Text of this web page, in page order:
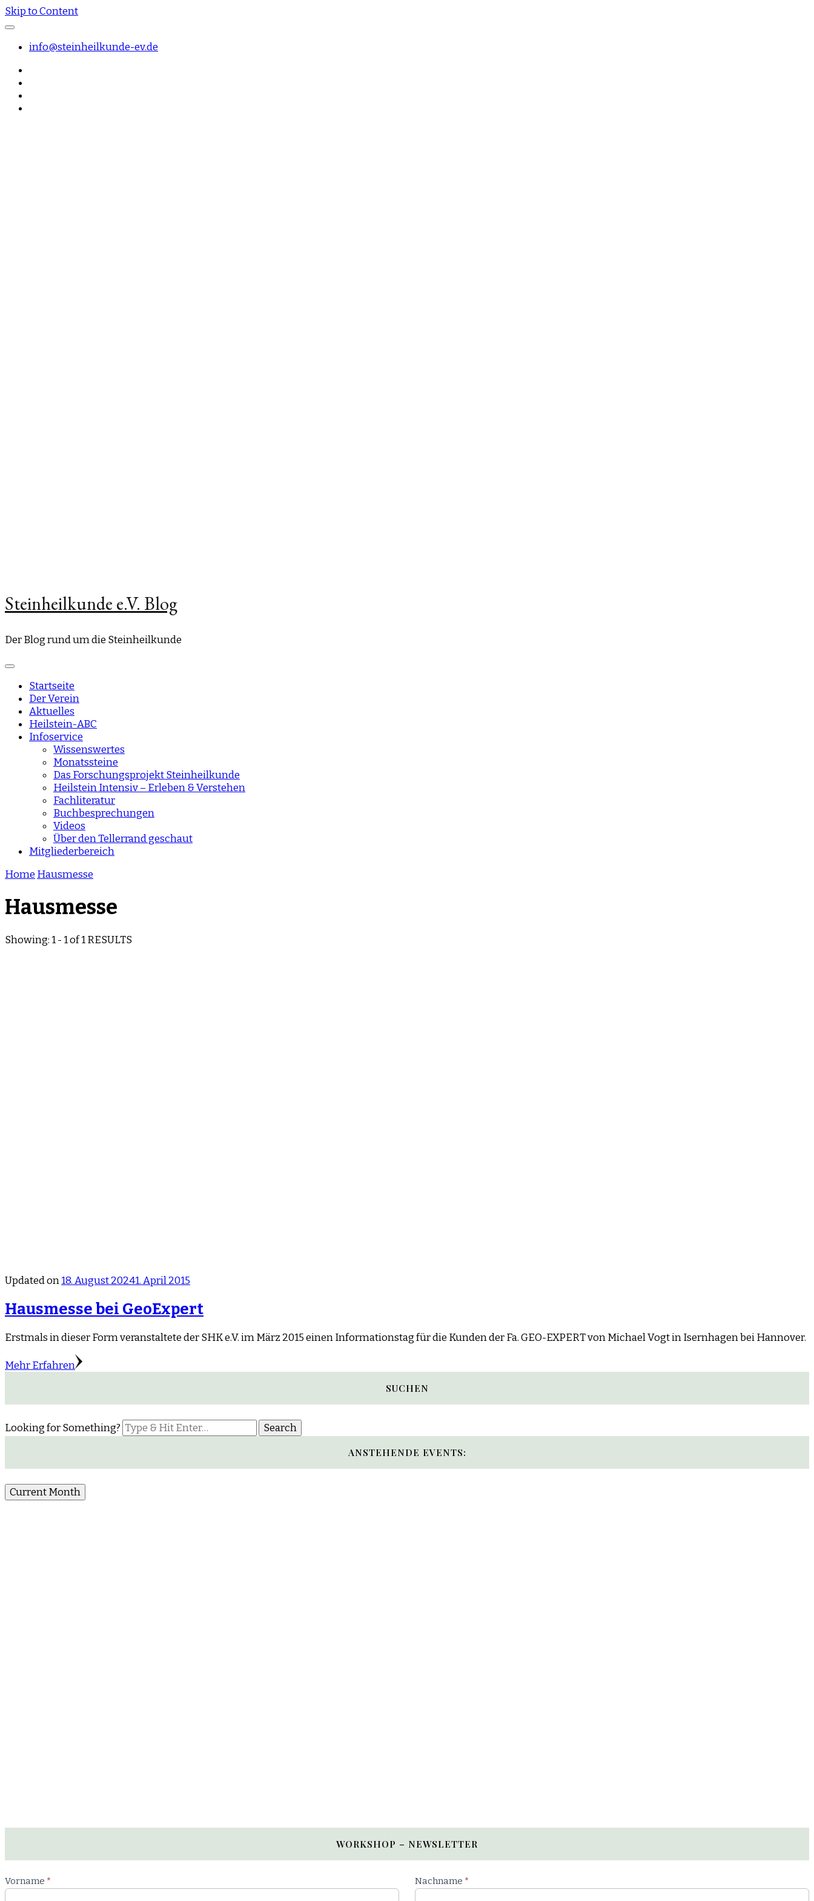
Skip to Content
info@steinheilkunde-ev.de
Steinheilkunde e.V. Blog
Der Blog rund um die Steinheilkunde
Startseite
Der Verein
Aktuelles
Heilstein-ABC
Infoservice
Wissenswertes
Monatssteine
Das Forschungsprojekt Steinheilkunde
Heilstein Intensiv – Erleben & Verstehen
Fachliteratur
Buchbesprechungen
Videos
Über den Tellerrand geschaut
Mitgliederbereich
Home Hausmesse
Hausmesse
Showing: 1 - 1 of 1 RESULTS
Updated on18. August 20241. April 2015
Hausmesse bei GeoExpert
Erstmals in dieser Form veranstaltete der SHK e.V. im März 2015 einen Informationstag für die Kunden der Fa. GEO-EXPERT von Michael Vogt in Isernhagen bei Hannover.
Mehr Erfahren
SUCHEN
Looking for Something?
ANSTEHENDE EVENTS:
Current Month
WORKSHOP – NEWSLETTER
Newsletter
Workshop
Vorname * Nachname *